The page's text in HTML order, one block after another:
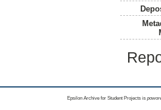
Epsilon Archive for Student Projects is